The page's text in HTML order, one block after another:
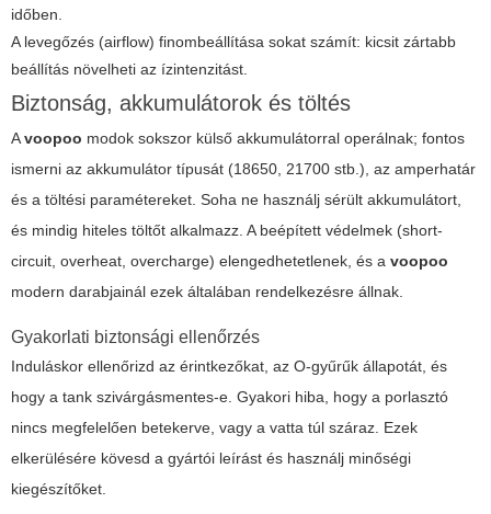
időben.
A levegőzés (airflow) finombeállítása sokat számít: kicsit zártabb
beállítás növelheti az ízintenzitást.
Biztonság, akkumulátorok és töltés
Avoopoo modok sokszor külső akkumulátorral operálnak; fontos
ismerni az akkumulátor típusát (18650, 21700 stb.), az amperhatár
és a töltési paramétereket. Soha ne használj sérült akkumulátort,
és mindig hiteles töltőt alkalmazz. A beépített védelmek (short-
circuit, overheat, overcharge) elengedhetetlenek, és a voopoo
modern darabjainál ezek általában rendelkezésre állnak.
Gyakorlati biztonsági ellenőrzés
Induláskor ellenőrizd az érintkezőkat, az O-gyűrűk állapotát, és
hogy a tank szivárgásmentes-e. Gyakori hiba, hogy a porlasztó
nincs megfelelően betekerve, vagy a vatta túl száraz. Ezek
elkerülésére kövesd a gyártói leírást és használj minőségi
kiegészítőket.